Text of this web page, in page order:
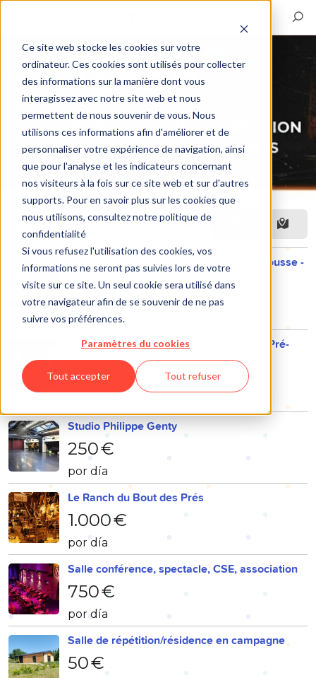
Ce site web stocke les cookies sur votre
ordinateur. Ces cookies sont utilisés pour collecter
des informations sur la manière dont vous
interagissez avec notre site web et nous
permettent de nous souvenir de vous. Nous
utilisons ces informations afin d'améliorer et de
personnaliser votre expérience de navigation, ainsi
que pour l'analyse et les indicateurs concernant
nos visiteurs à la fois sur ce site web et sur d'autres
supports. Pour en savoir plus sur les cookies que
nous utilisons, consultez notre politique de
confidentialité
Si vous refusez l'utilisation des cookies, vos
informations ne seront pas suivies lors de votre
visite sur ce site. Un seul cookie sera utilisé dans
votre navigateur afin de se souvenir de ne pas
suivre vos préférences.
Paramètres du cookies
Tout accepter Tout refuser
Filtrar
Location Salle de répétition à la Croix-Rousse -
Lyon 4
90 €
por día
Location salle de répétitions théâtre au Pré-
96 €
Studio Philippe Genty
250 €
por día
Le Ranch du Bout des Prés
1.000 €
por día
Salle conférence, spectacle, CSE, association
750 €
por día
Salle de répétition/résidence en campagne
50 €